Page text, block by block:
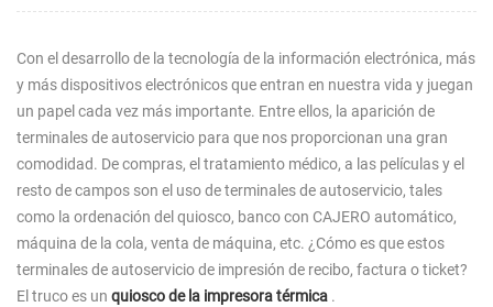
Con el desarrollo de la tecnología de la información electrónica, más
y más dispositivos electrónicos que entran en nuestra vida y juegan
un papel cada vez más importante. Entre ellos, la aparición de
terminales de autoservicio para que nos proporcionan una gran
comodidad. De compras, el tratamiento médico, a las películas y el
resto de campos son el uso de terminales de autoservicio, tales
como la ordenación del quiosco, banco con CAJERO automático,
máquina de la cola, venta de máquina, etc. ¿Cómo es que estos
terminales de autoservicio de impresión de recibo, factura o ticket?
El truco es un quiosco de la impresora térmica .